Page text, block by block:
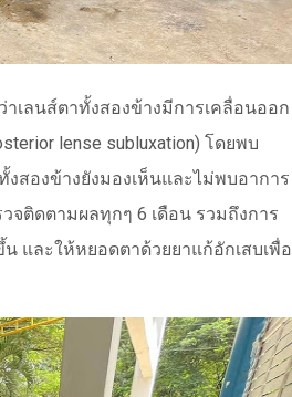
าเลนส์ตาทั้งสองข้างมีการเคลื่อนออก
lense subluxation) โดยพบ
สองข้างยังมองเห็นและไม่พบอาการ
จติดตามผลทุกๆ 6 เดือน รวมถึงการ
และให้หยอดตาด้วยยาแก้อักเสบเพื่อ